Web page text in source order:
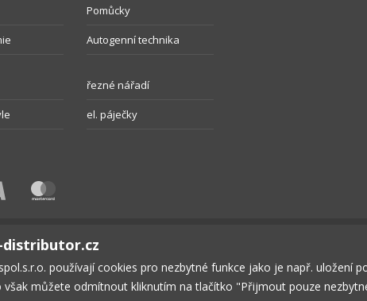
Pomůcky
Autogenní technika
řezné nářadí
el. páječky
BEZPEČNOST KONTAKT OBCHODNÍ PODMÍNKY SOUKROMÍ
distributor.cz
používají cookies pro nezbytné funkce jako je např. uložení
můžete odmítnout kliknutím na tlačítko "Přijmout pouze